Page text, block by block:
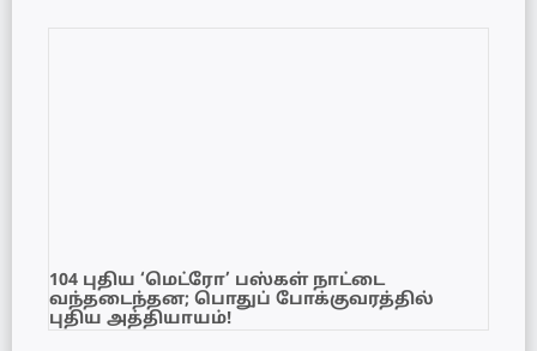
104 புதிய ‘மெட்ரோ’ பஸ்கள் நாட்டை
வந்தடைந்தன; பொதுப் போக்குவரத்தில்
புதிய அத்தியாயம்!